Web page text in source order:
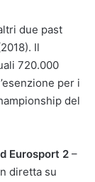
due past
Il
720.000
per i
del
Eurosport 2 –
diretta su